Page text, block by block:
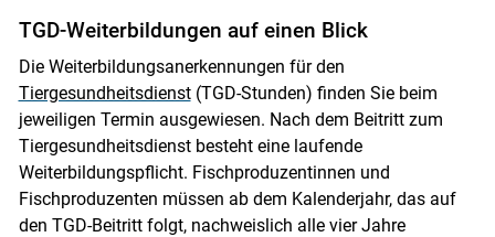
TGD-Weiterbildungen auf einen Blick
Die Weiterbildungsanerkennungen für den
Tiergesundheitsdienst(TGD-Stunden) finden Sie beim
jeweiligen Termin ausgewiesen. Nach dem Beitritt zum
Tiergesundheitsdienst besteht eine laufende
Weiterbildungspflicht. Fischproduzentinnen und
Fischproduzenten müssen ab dem Kalenderjahr, das auf
den TGD-Beitritt folgt, nachweislich alle vier Jahre